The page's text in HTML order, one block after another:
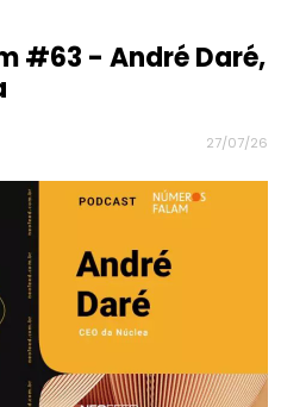
#63 - André Daré,
27/07/26